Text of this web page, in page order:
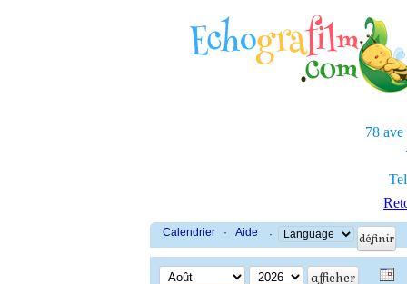
78 ave
Calendrier · Aide ·